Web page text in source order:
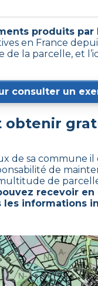
produits par
en France
la parcelle, et
consulter un
obtenir
de sa commune il
de
de
recevoir
informations